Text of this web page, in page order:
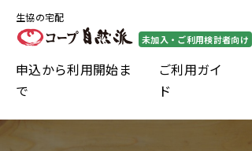
生協の宅配
未加入・ご利用検討者向け
申込から利用開始ま
で
ご利用ガイ
ド